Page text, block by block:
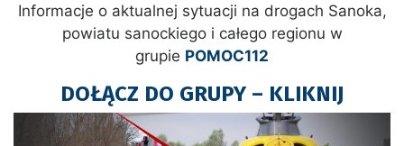
Informacje o aktualnej sytuacji na drogach Sanoka,
powiatu sanockiego i całego regionu w
grupie POMOC112
DOŁĄCZ DO GRUPY – KLIKNIJ